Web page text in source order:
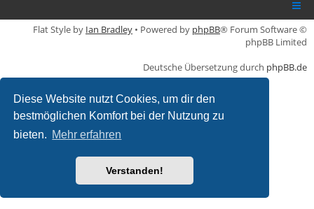
Diese Website nutzt Cookies, um dir den
bestmöglichen Komfort bei der Nutzung zu
bieten. Mehr erfahren
Verstanden!
Flat Style by Ian Bradley • Powered by phpBB® Forum Software ©
phpBB Limited
Deutsche Übersetzung durch phpBB.de